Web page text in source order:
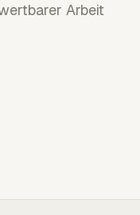
Arbeit